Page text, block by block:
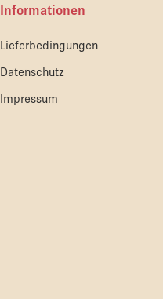
Informationen
Lieferbedingungen
Datenschutz
Impressum